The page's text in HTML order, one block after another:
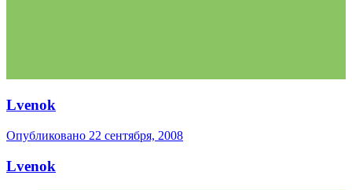
Lvenok
Опубликовано 22 сентября, 2008
Lvenok